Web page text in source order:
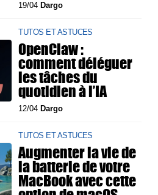
19/04 Dargo
TUTOS ET ASTUCES
OpenClaw :
comment déléguer
les tâches du
quotidien à l’IA
12/04 Dargo
TUTOS ET ASTUCES
Augmenter la vie de
la batterie de votre
MacBook avec cette